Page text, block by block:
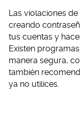
Las violaciones
creando
tus cuentas y
Existen
manera segura,
también
ya no utilices.